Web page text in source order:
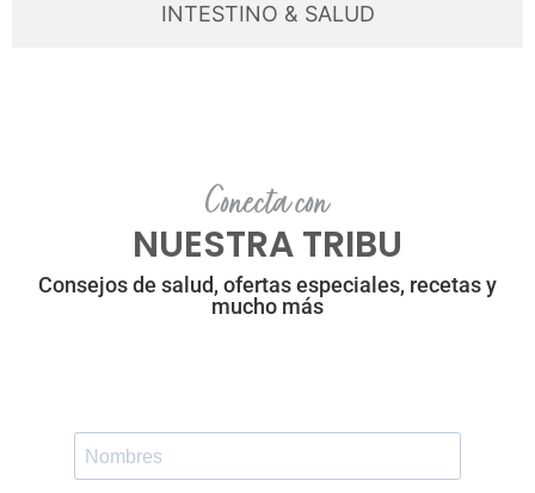
INTESTINO & SALUD
Conecta con
NUESTRA TRIBU
Consejos de salud, ofertas especiales, recetas y
mucho más